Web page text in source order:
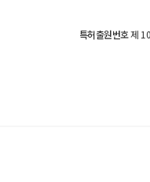
특허출원번호제